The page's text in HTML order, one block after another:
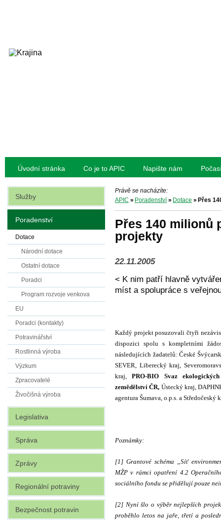
Úvodní stránka Co je to APIC Napište nám
Právě se nacházíte:
APIC » Poradenství » Dotace » Přes
Přes 140 milionů
projekty
22.11.2005
< K nim patří hlavně
míst a spolupráce s
Každý projekt posuzovali čtyři
dispozici spolu s kompletními
následujících žadatelů: České
SEVER, Liberecký kraj,
kraj,PRO-BIO Svaz
zemědělství ČR, Ústecký kraj,
agentura Šumava, o.p.s. a Středočeský
Poznámky:
[1] Grantové schéma „Síť
MŽP v rámci opatření 4.2
sociálního fondu se přidělují pouze
[2] Nyní šlo o výběr nejlepších
proběhlo letos na jaře, třetí a
Služby
Poradenství
Dotace
Národní dotace
Ostatní dotace
Poradci
Program rozvoje venkova
EU
Poradci (kontakty)
Potravinářství
Rostlinná výroba
Výzkum
Zpracovatelé
Živočišná výroba
Legislativa
Správa
Zprávy
Regionální potraviny
Bezpečnost potravin